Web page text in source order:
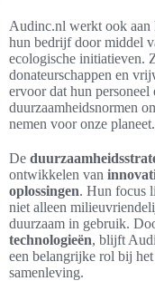
Audinc.nl werkt ook aan
hun bedrijf door middel
ecologische initiatieven.
donateurschappen en
ervoor dat hun personeel
duurzaamheidsnormen
nemen voor onze planeet.
De
ontwikkelen van
oplossingen. Hun focus
niet alleen
duurzaam in gebruik.
technologieën, blijft
een belangrijke rol bij
samenleving.